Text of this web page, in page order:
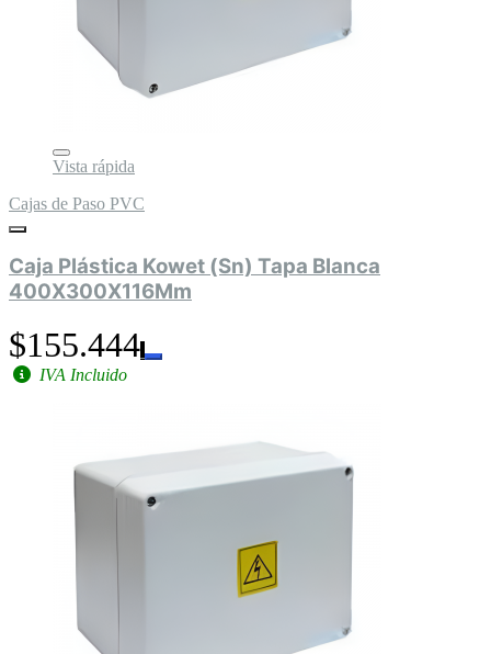
Vista rápida
Cajas de Paso PVC
Caja Plástica Kowet (Sn) Tapa Blanca
400X300X116Mm
$155.444
IVA Incluido